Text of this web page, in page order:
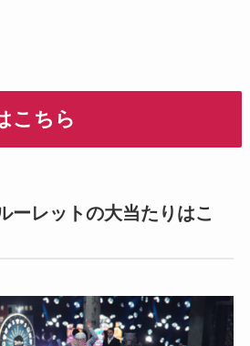
こちら
ーレットの大当たりはこ